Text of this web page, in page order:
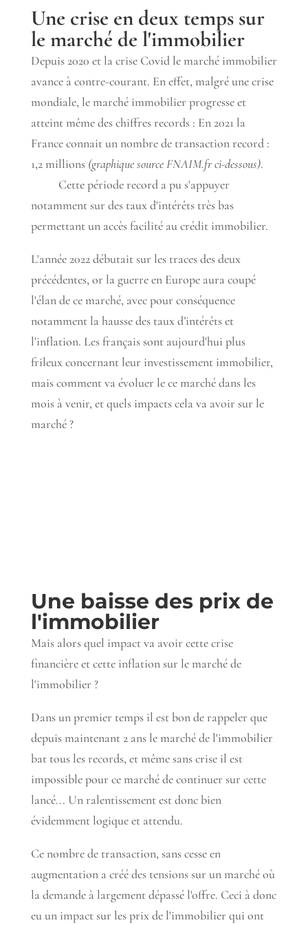
Une crise en deux temps sur
le marché de l'immobilier
Depuis 2020 et la crise Covid le marché immobilier
avance à contre-courant. En effet, malgré une crise
mondiale, le marché immobilier progresse et
atteint même des chiffres records : En 2021 la
France connait un nombre de transaction record :
1,2 millions(graphique source FNAIM.fr ci-dessous).
Cette période record a pu s'appuyer
notamment sur des taux d'intérêts très bas
permettant un accès facilité au crédit immobilier.
L'année 2022 débutait sur les traces des deux
précédentes, or la guerre en Europe aura coupé
l'élan de ce marché, avec pour conséquence
notamment la hausse des taux d’intérêts et
l'inflation. Les français sont aujourd'hui plus
frileux concernant leur investissement immobilier,
mais comment va évoluer le ce marché dans les
mois à venir, et quels impacts cela va avoir sur le
marché ?
Une baisse des prix de
l'immobilier
Mais alors quel impact va avoir cette crise
financière et cette inflation sur le marché de
l'immobilier ?
Dans un premier temps il est bon de rappeler que
depuis maintenant 2 ans le marché de l'immobilier
bat tous les records, et même sans crise il est
impossible pour ce marché de continuer sur cette
lancé... Un ralentissement est donc bien
évidemment logique et attendu.
Ce nombre de transaction, sans cesse en
augmentation a créé des tensions sur un marché où
la demande à largement dépassé l'offre. Ceci à donc
eu un impact sur les prix de l'immobilier qui ont